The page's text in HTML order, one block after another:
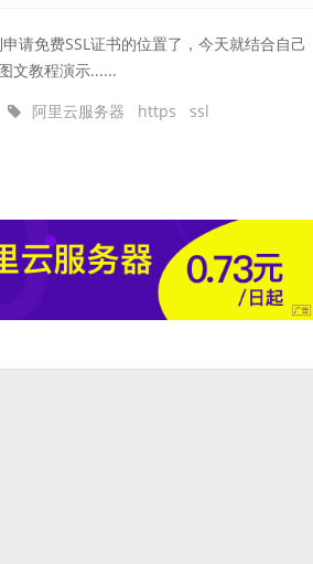
请免费SSL证书的位置了，今天就结合自己
文教程演示......
阿里云服务器 https ssl